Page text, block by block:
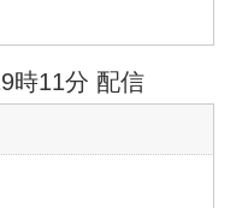
時11分 配信